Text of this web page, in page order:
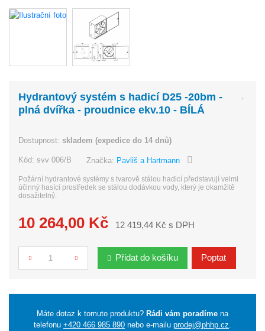
Hydrantový systém s hadicí D25 -20bm -
plná dvířka - proudnice ekv.10 - BÍLÁ
Dostupnost:skladem (expedice do 14 dnů)
Kód:svv 006/B Značka: Pavliš a Hartmann
Požární hydrantové systémy s tvarově stálou hadicí představují velmi
účinný hasící prostředek se stálou dodávkou vody, který je okamžitě
dosažitelný.
10 264,00 Kč 12 419,44 Kč s DPH
Počet Přidat do košíku Poptat
Máte dotaz k tomuto produktu? Rádi vám poradíme na
telefonu +420 466 985 890 nebo e-mailu prodej@phhp.cz.